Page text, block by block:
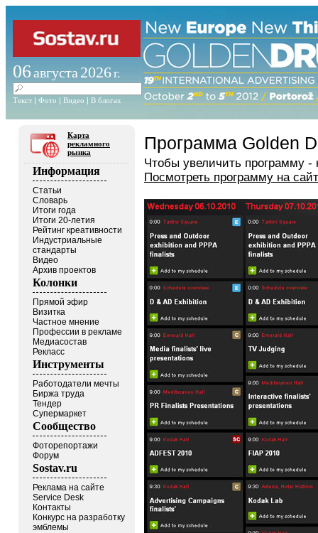
06августа 2026г.
Текст | Фото | Видео | В блогах
Карта
рекламного
рынка
Информация
Статьи
Словарь
Итоги года
Итоги 20-летия
Рейтинг креативности
Индустриальные
стандарты
Видео
Архив проектов
Колонки
Прямой эфир
Визитка
Частное мнение
Профессии в рекламе
Медиасостав
Рекласс
Инструменты
Работодатели мечты
Биржа труда
Тендер
Супермаркет
Сообщество
Фоторепортажи
Форум
Sostav.ru
Реклама на сайте
Service Desk
Контакты
Конкурс на разработку
эмблемы
Программа Golden
Чтобы увеличить программу -
Посмотреть программу на